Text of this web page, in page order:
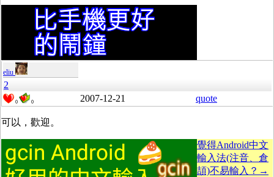
eliu
2
0 0 2007-12-21 quote
可以，歡迎。
覺得Android中文
輸入法(注音、倉
頡)不易輸入？→